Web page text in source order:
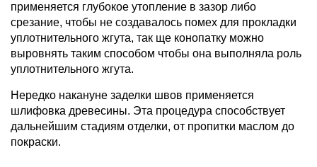
применяется глубокое утопление в зазор либо
срезание, чтобы не создавалось помех для прокладки
уплотнительного жгута, так ще конопатку можно
выровнять таким способом чтобы она выполняла роль
уплотнительного жгута.
Нередко накануне заделки швов применяется
шлифовка древесины. Эта процедура способствует
дальнейшим стадиям отделки, от пропитки маслом до
покраски.